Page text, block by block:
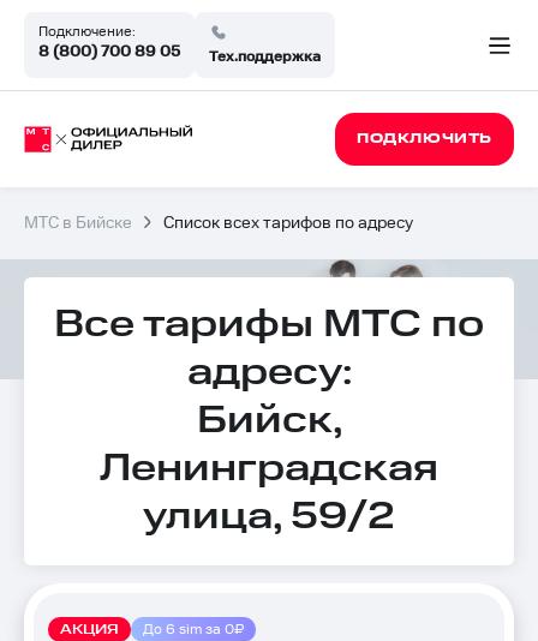
Подключение:
8 (800) 700 89 05 Тех.поддержка
ПОДКЛЮЧИТЬ
МТС в Бийске Список всех тарифов по адресу
Все тарифы МТС по
адресу:
Бийск,
Ленинградская
улица, 59/2
АКЦИЯ До 6 sim за 0₽